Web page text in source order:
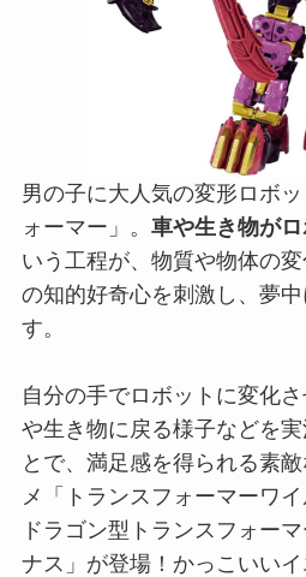
男の子に大人気の変形ロボ
ォーマー」。 車や生き物が
いう工程が、物質や物体の
の知的好奇心を刺激し、夢
す。
自分の手でロボットに変化
や生き物に戻る様子などを
とで、満足感を得られる素
メ「トランスフォーマーワイ
ドラゴン型トランスフォー
ナス」が登場！かっこいいイ